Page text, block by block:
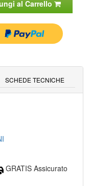
al Carrello
SCHEDE TECNICHE
GRATIS Assicurato